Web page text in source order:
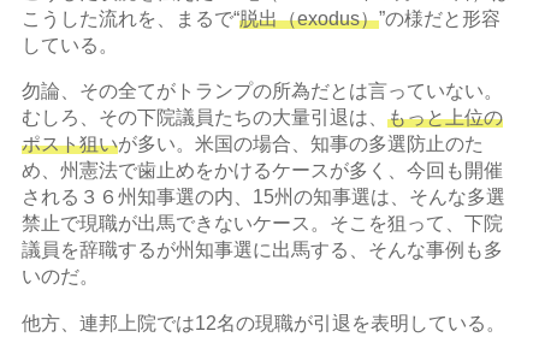
こうした流れを、まるで“脱出（exodus）”の様だと形容
している。
勿論、その全てがトランプの所為だとは言っていない。
むしろ、その下院議員たちの大量引退は、 もっと上位の
ポスト狙いが多い。米国の場合、知事の多選防止のた
め、州憲法で歯止めをかけるケースが多く、今回も開催
される３６州知事選の内、15州の知事選は、そんな多選
禁止で現職が出馬できないケース。そこを狙って、下院
議員を辞職するが州知事選に出馬する、そんな事例も多
いのだ。
他方、連邦上院では12名の現職が引退を表明している。